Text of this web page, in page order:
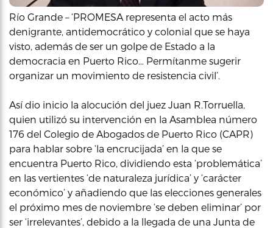
Río Grande – ‘PROMESA representa el acto más
denigrante, antidemocrático y colonial que se haya
visto, además de ser un golpe de Estado a la
democracia en Puerto Rico… Permítanme sugerir
organizar un movimiento de resistencia civil’.
Así dio inicio la alocución del juez Juan R.Torruella,
quien utilizó su intervención en la Asamblea número
176 del Colegio de Abogados de Puerto Rico (CAPR)
para hablar sobre ‘la encrucijada’ en la que se
encuentra Puerto Rico, dividiendo esta ‘problemática’
en las vertientes ‘de naturaleza jurídica’ y ‘carácter
económico’ y añadiendo que las elecciones generales
el próximo mes de noviembre ‘se deben eliminar’ por
ser ‘irrelevantes’, debido a la llegada de una Junta de